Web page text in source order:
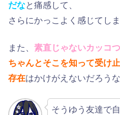
だなと痛感して、
さらにかっこよく感じてしま
また、 素直じゃないカッコ
ちゃんとそこを知って受け
存在はかけがえないだろうな
そうゆう友達で